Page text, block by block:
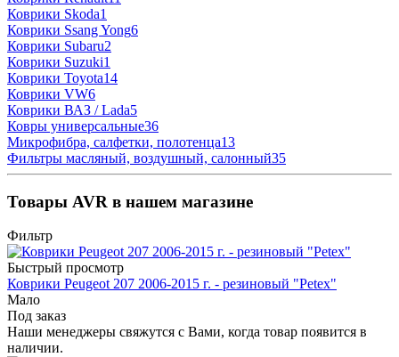
Коврики Skoda1
Коврики Ssang Yong6
Коврики Subaru2
Коврики Suzuki1
Коврики Toyota14
Коврики VW6
Коврики ВАЗ / Lada5
Ковры универсальные36
Микрофибра, салфетки, полотенца13
Фильтры масляный, воздушный, салонный35
Товары AVR в нашем магазине
Фильтр
Быстрый просмотр
Коврики Peugeot 207 2006-2015 г. - резиновый "Petex"
Мало
Под заказ
Наши менеджеры свяжутся с Вами, когда товар появится в
наличии.